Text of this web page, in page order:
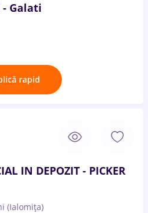
Galati
rapid
IN DEPOZIT - PICKER
(Ialomița)